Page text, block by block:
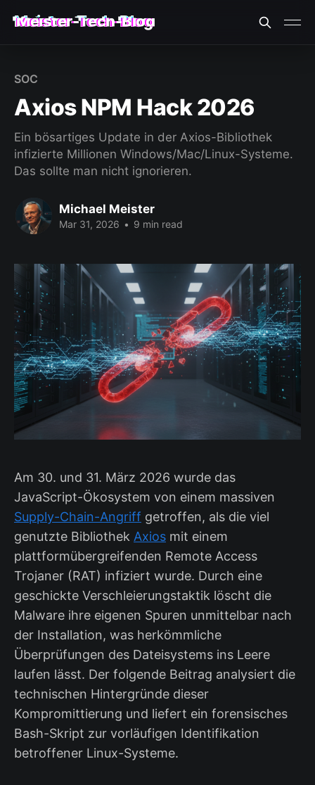
Meister-Tech-Blog
Fehler beim Laden (Ist der API Key korrekt?)
SOC
Axios NPM Hack 2026
Ein bösartiges Update in der Axios-Bibliothek
infizierte Millionen Windows/Mac/Linux-Systeme.
Das sollte man nicht ignorieren.
Michael Meister
Mar 31, 2026 • 9 min read
Am 30. und 31. März 2026 wurde das
JavaScript-Ökosystem von einem massiven
Supply-Chain-Angriff getroffen, als die viel
genutzte Bibliothek Axios mit einem
plattformübergreifenden Remote Access
Trojaner (RAT) infiziert wurde. Durch eine
geschickte Verschleierungstaktik löscht die
Malware ihre eigenen Spuren unmittelbar nach
der Installation, was herkömmliche
Überprüfungen des Dateisystems ins Leere
laufen lässt. Der folgende Beitrag analysiert die
technischen Hintergründe dieser
Kompromittierung und liefert ein forensisches
Bash-Skript zur vorläufigen Identifikation
betroffener Linux-Systeme.